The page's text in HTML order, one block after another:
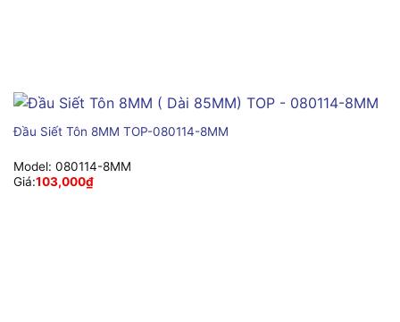
Đầu Siết Tôn 8MM TOP-080114-8MM
Model: 080114-8MM
Giá:103,000₫